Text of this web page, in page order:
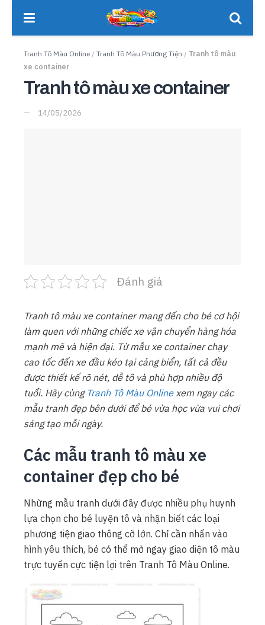
Tranh Tô Màu Online / Tranh Tô Màu Phương Tiện / Tranh tô màu
xe container
Tranh tô màu xe container
14/05/2026
Đánh giá
Tranh tô màu xe container mang đến cho bé cơ hội
làm quen với những chiếc xe vận chuyển hàng hóa
mạnh mẽ và hiện đại. Từ mẫu xe container chạy
cao tốc đến xe đầu kéo tại cảng biển, tất cả đều
được thiết kế rõ nét, dễ tô và phù hợp nhiều độ
tuổi. Hãy cùng Tranh Tô Màu Onlinexem ngay các
mẫu tranh đẹp bên dưới để bé vừa học vừa vui chơi
sáng tạo mỗi ngày.
Các mẫu tranh tô màu xe
container đẹp cho bé
Những mẫu tranh dưới đây được nhiều phụ huynh
lựa chọn cho bé luyện tô và nhận biết các loại
phương tiện giao thông cỡ lớn. Chỉ cần nhấn vào
hình yêu thích, bé có thể mở ngay giao diện tô màu
trực tuyến cực tiện lợi trên Tranh Tô Màu Online.